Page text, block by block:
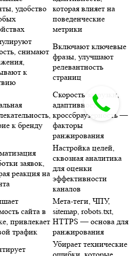
снимают
к
Включают ключевые
фразы, улучшают
Скорость загрузки,
адаптивность,
кроссбраузерность —
факторы
ранжирования
заявок,
Настройка целей,
сквозная аналитика
для оценки
эффективности
каналов
сайта в
привлекает
трафик
Мета-теги, ЧПУ,
sitemap, robots.txt,
HTTPS — основа для
ранжирования
и
Убирает технические
ошибки, которые
ухудшают
поведенческие
факторы